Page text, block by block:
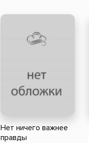
Нет ничего важнее
правды